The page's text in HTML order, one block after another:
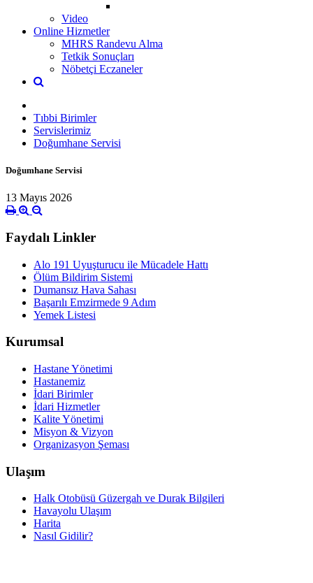
Video
Online Hizmetler
MHRS Randevu Alma
Tetkik Sonuçları
Nöbetçi Eczaneler
Tıbbi Birimler
Servislerimiz
Doğumhane Servisi
Doğumhane Servisi
13 Mayıs 2026
Faydalı Linkler
Alo 191 Uyuşturucu ile Mücadele Hattı
Ölüm Bildirim Sistemi
Dumansız Hava Sahası
Başarılı Emzirmede 9 Adım
Yemek Listesi
Kurumsal
Hastane Yönetimi
Hastanemiz
İdari Birimler
İdari Hizmetler
Kalite Yönetimi
Misyon & Vizyon
Organizasyon Şeması
Ulaşım
Halk Otobüsü Güzergah ve Durak Bilgileri
Havayolu Ulaşım
Harita
Nasıl Gidilir?